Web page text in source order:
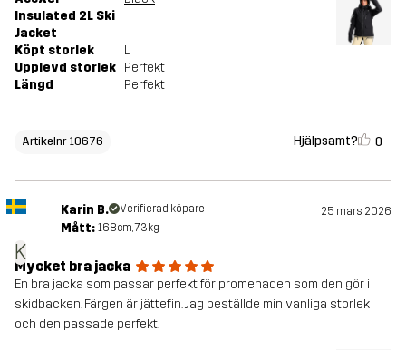
Insulated 2L Ski
Jacket
Köpt storlek
L
Upplevd storlek Perfekt
Längd
Perfekt
Artikelnr 10676 Hjälpsamt? 0
K
Karin B. Verifierad köpare 25 mars 2026
Mått: 168cm, 73kg
Mycket bra jacka
En bra jacka som passar perfekt för promenaden som den gör i
skidbacken. Färgen är jättefin. Jag beställde min vanliga storlek
och den passade perfekt.